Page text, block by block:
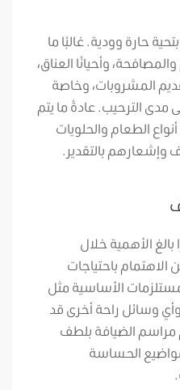
حارة وودية. غالبًا ما
وأحيانًا العناق،
المشروبات، وخاصة
الترحيب. عادةً ما يتم
الطعام والحلويات
وإشعارهم بالتقدير.
الأهمية خلال
باحتياجات
الأساسية مثل
وسائل راحة أخرى قد
الضيافة بلطف
الحساسة